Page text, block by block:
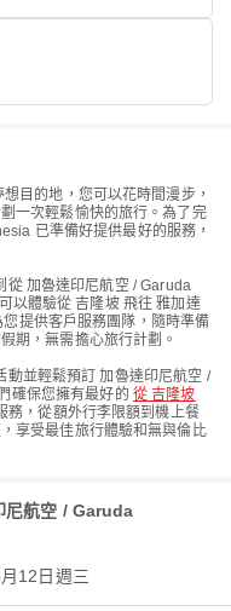
目的地，您可以花時間漫步，
一次輕鬆愉快的旅行。為了完
已準備好提供最好的服務，
從 加魯達印尼航空 / Garuda
以體驗從 吉隆坡 飛往 雅加達
提供客戶服務團隊，隨時準備
期，無需擔心旅行計劃。
並輕鬆預訂 加魯達印尼航空 /
確保您擁有最好的 從 吉隆坡
務，從額外行李限額到機上餐
享受最佳旅行體驗和無與倫比
尼航空 / Garuda
12日週三